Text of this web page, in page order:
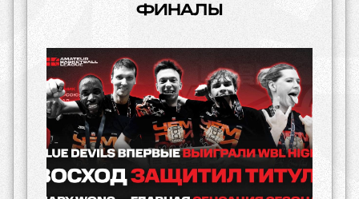
ФИНАЛЫ